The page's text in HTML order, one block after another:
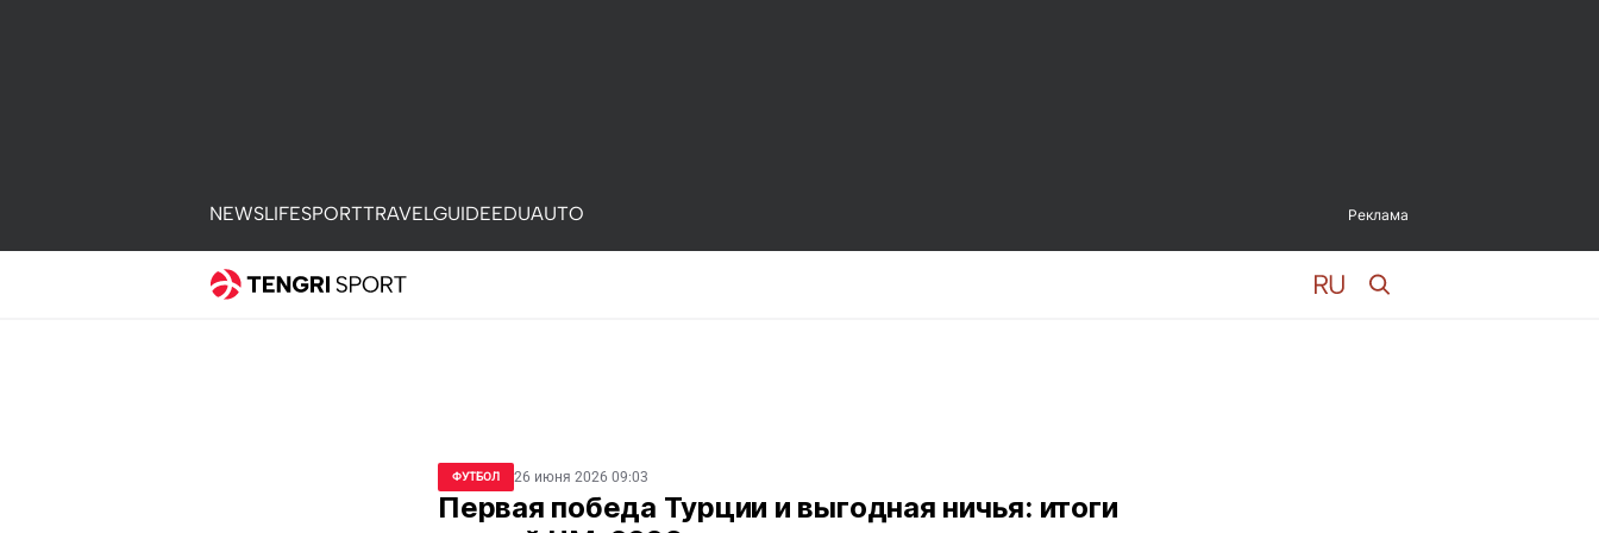
NEWSLIFESPORTTRAVELGUIDEEDUAUTO Реклама
ФУТБОЛ 26 июня 2026 09:03
Первая победа Турции и выгодная ничья: итоги